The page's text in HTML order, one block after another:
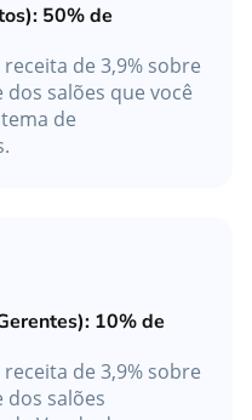
50% de
de 3,9% sobre
salões que você
de
10% de
de 3,9% sobre
salões